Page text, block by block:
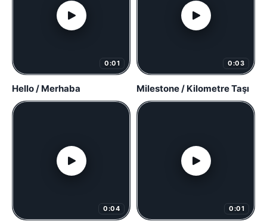
0:01
Hello / Merhaba
0:03
Milestone / Kilometre Taşı
0:04 0:01